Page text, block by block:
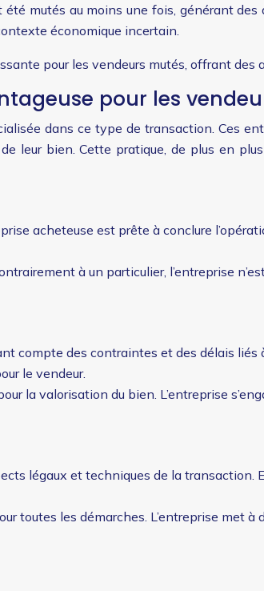
mutés au moins une fois, générant
économique incertain.
pour les vendeurs mutés, offrant des
pour les
dans ce type de transaction. Ces
bien. Cette pratique, de plus en
acheteuse est prête à conclure
à un particulier, l’entreprise
compte des contraintes et des délais
le vendeur.
la valorisation du bien. L’entreprise
légaux et techniques de la transaction.
toutes les démarches. L’entreprise met